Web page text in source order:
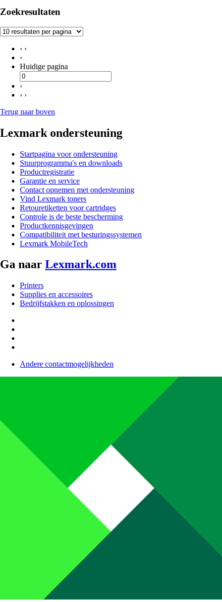
Zoekresultaten
‹ ‹
‹
Huidige pagina
›
› ›
Terug naar boven
Lexmark ondersteuning
Startpagina voor ondersteuning
Stuurprogramma's en downloads
Productregistratie
Garantie en service
Contact opnemen met ondersteuning
Vind Lexmark toners
Retouretiketten voor cartridges
Controle is de beste bescherming
Productkennisgevingen
Compatibiliteit met besturingssystemen
Lexmark MobileTech
Ga naar Lexmark.com
Printers
Supplies en accessoires
Bedrijfstakken en oplossingen
Andere contactmogelijkheden